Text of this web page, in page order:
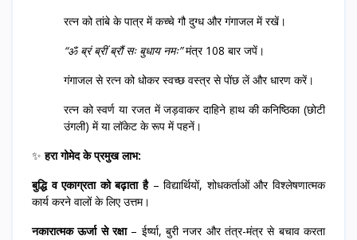
रत्न को तांबे के पात्र में कच्चे गौ दुग्ध और गंगाजल में रखें।
“ॐ ब्रं ब्रीं ब्रौं सः बुधाय नमः”मंत्र 108 बार जपें।
गंगाजल से रत्न को धोकर स्वच्छ वस्त्र से पोंछ लें और धारण करें।
रत्न को स्वर्ण या रजत में जड़वाकर दाहिने हाथ की कनिष्ठिका (छोटी
उंगली) में या लॉकेट के रूप में पहनें।
✨हरा गोमेद के प्रमुख लाभ:
बुद्धि व एकाग्रता को बढ़ाता है– विद्यार्थियों, शोधकर्ताओं और विश्लेषणात्मक
कार्य करने वालों के लिए उत्तम।
नकारात्मक ऊर्जा से रक्षा– ईर्ष्या, बुरी नजर और तंत्र-मंत्र से बचाव करता